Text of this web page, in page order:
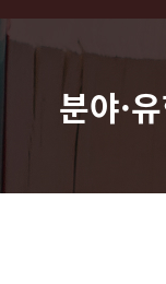
분야·